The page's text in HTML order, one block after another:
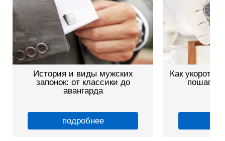
История и виды мужских
запонок: от классики до
авангарда
подробнее
Как